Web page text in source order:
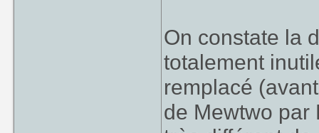
On constate la
totalement
remplacé
de Mewtwo par